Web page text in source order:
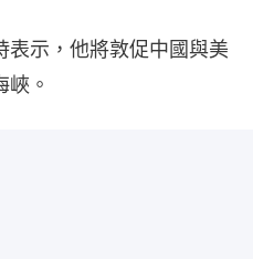
表示，他將敦促中國與美
峽。